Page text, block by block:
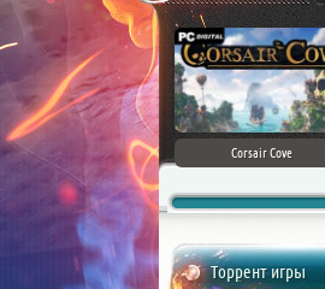
Crimson Desert Corsair Cove
Торрент игры